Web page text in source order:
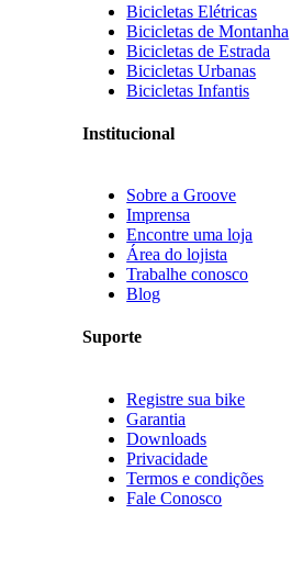
Bicicletas Elétricas
Bicicletas de Montanha
Bicicletas de Estrada
Bicicletas Urbanas
Bicicletas Infantis
Institucional
Sobre a Groove
Imprensa
Encontre uma loja
Área do lojista
Trabalhe conosco
Blog
Suporte
Registre sua bike
Garantia
Downloads
Privacidade
Termos e condições
Fale Conosco